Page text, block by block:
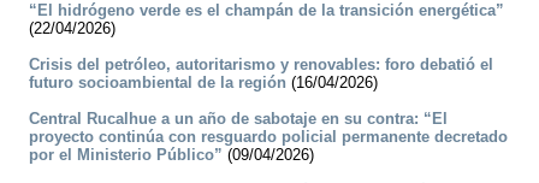
“El hidrógeno verde es el champán de la transición energética”
(22/04/2026)
Crisis del petróleo, autoritarismo y renovables: foro debatió el
futuro socioambiental de la región (16/04/2026)
Central Rucalhue a un año de sabotaje en su contra: “El
proyecto continúa con resguardo policial permanente decretado
por el Ministerio Público” (09/04/2026)